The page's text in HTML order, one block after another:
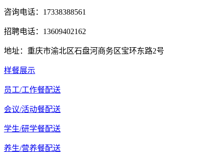
咨询电话：17338388561
招聘电话：13609402162
地址：重庆市渝北区石盘河商务区宝环东路2号
样餐展示
员工/工作餐配送
会议/活动餐配送
学生/研学餐配送
养生/营养餐配送